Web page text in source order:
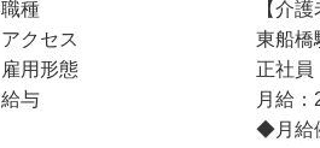
職種
【介
アクセス
東船
雇用形態
正社員
給与
月給
◆月給